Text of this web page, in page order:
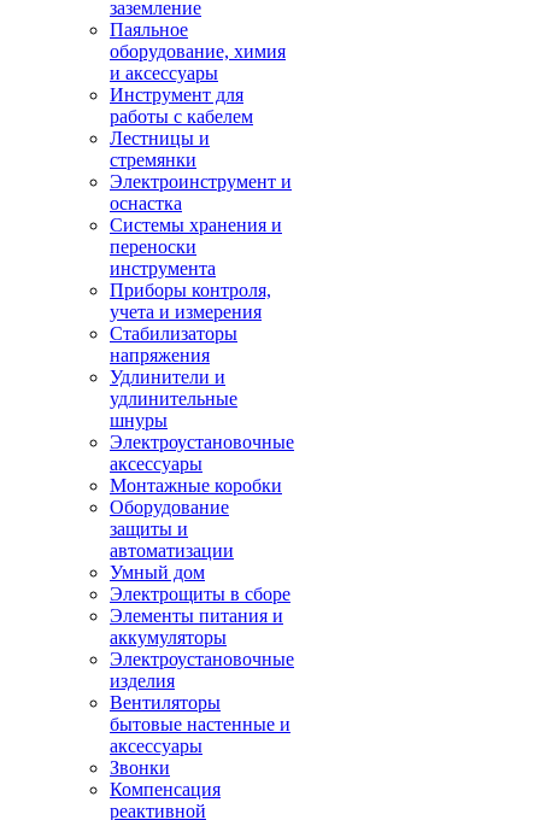
заземление
Паяльное
оборудование, химия
и аксессуары
Инструмент для
работы с кабелем
Лестницы и
стремянки
Электроинструмент и
оснастка
Системы хранения и
переноски
инструмента
Приборы контроля,
учета и измерения
Стабилизаторы
напряжения
Удлинители и
удлинительные
шнуры
Электроустановочные
аксессуары
Монтажные коробки
Оборудование
защиты и
автоматизации
Умный дом
Электрощиты в сборе
Элементы питания и
аккумуляторы
Электроустановочные
изделия
Вентиляторы
бытовые настенные и
аксессуары
Звонки
Компенсация
реактивной